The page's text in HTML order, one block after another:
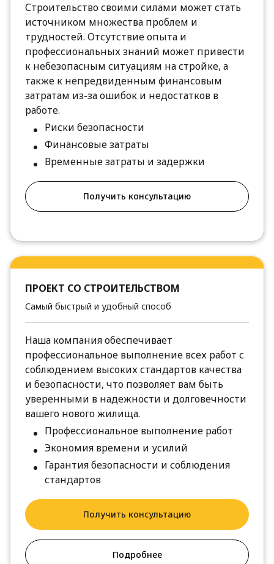
Строительство своими силами может стать
источником множества проблем и
трудностей. Отсутствие опыта и
профессиональных знаний может привести
к небезопасным ситуациям на стройке, а
также к непредвиденным финансовым
затратам из-за ошибок и недостатков в
работе.
Риски безопасности
Финансовые затраты
Временные затраты и задержки
Получить консультацию
ПРОЕКТ СО СТРОИТЕЛЬСТВОМ
Самый быстрый и удобный способ
Наша компания обеспечивает
профессиональное выполнение всех работ с
соблюдением высоких стандартов качества
и безопасности, что позволяет вам быть
уверенными в надежности и долговечности
вашего нового жилища.
Профессиональное выполнение работ
Экономия времени и усилий
Гарантия безопасности и соблюдения
стандартов
Получить консультацию
Подробнее